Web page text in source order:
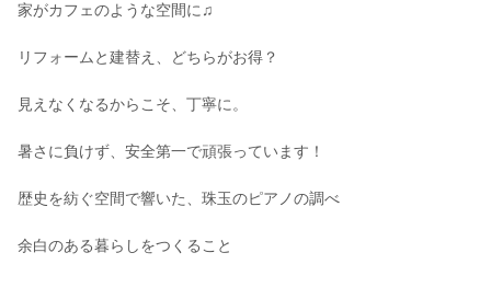
家がカフェのような空間に♫
リフォームと建替え、どちらがお得？
見えなくなるからこそ、丁寧に。
暑さに負けず、安全第一で頑張っています！
歴史を紡ぐ空間で響いた、珠玉のピアノの調べ
余白のある暮らしをつくること